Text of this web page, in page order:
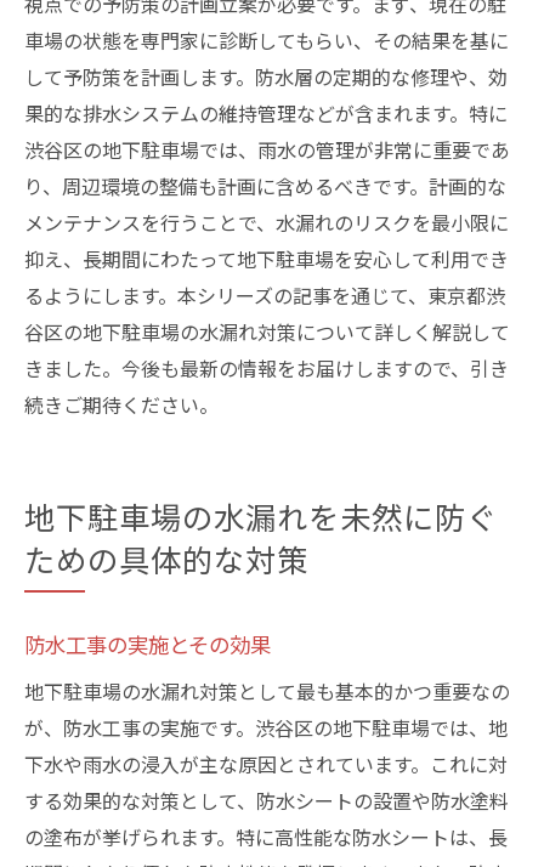
車場の状態を専門家に診断してもらい、その結果を基に
して予防策を計画します。防水層の定期的な修理や、効
果的な排水システムの維持管理などが含まれます。特に
渋谷区の地下駐車場では、雨水の管理が非常に重要であ
り、周辺環境の整備も計画に含めるべきです。計画的な
メンテナンスを行うことで、水漏れのリスクを最小限に
抑え、長期間にわたって地下駐車場を安心して利用でき
るようにします。本シリーズの記事を通じて、東京都渋
谷区の地下駐車場の水漏れ対策について詳しく解説して
きました。今後も最新の情報をお届けしますので、引き
続きご期待ください。
地下駐車場の水漏れを未然に防ぐ
ための具体的な対策
防水工事の実施とその効果
地下駐車場の水漏れ対策として最も基本的かつ重要なの
が、防水工事の実施です。渋谷区の地下駐車場では、地
下水や雨水の浸入が主な原因とされています。これに対
する効果的な対策として、防水シートの設置や防水塗料
の塗布が挙げられます。特に高性能な防水シートは、長